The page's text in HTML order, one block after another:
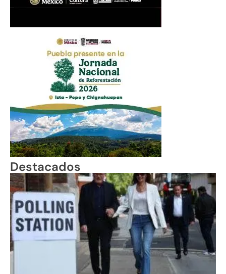
Destacados